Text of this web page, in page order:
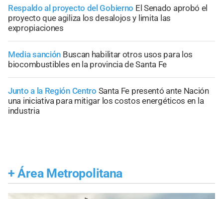
Respaldo al proyecto del Gobierno El Senado aprobó el
proyecto que agiliza los desalojos y limita las
expropiaciones
Media sanción Buscan habilitar otros usos para los
biocombustibles en la provincia de Santa Fe
Junto a la Región Centro Santa Fe presentó ante Nación
una iniciativa para mitigar los costos energéticos en la
industria
+ Área Metropolitana